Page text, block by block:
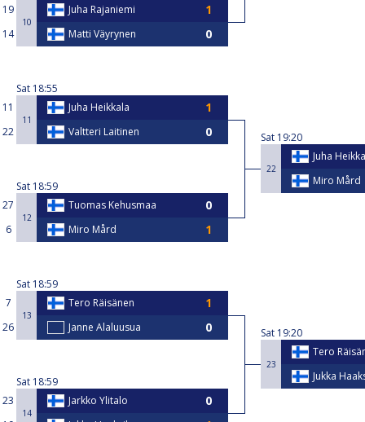
19
10
Juha Rajaniemi
14
Matti Väyrynen
Sat 18:55
11
11
Juha Heikkala
22
Valtteri Laitinen
Sat 18:59
27
12
Tuomas Kehusmaa
6
Miro Mård
Sat 18:59
7
13
Tero Räisänen
26
Janne Alaluusua
Sat 18:59
23
14
Jarkko Ylitalo
Sat 19:20
22
Juha
Miro Mård
Sat 19:20
23
Tero
Jukka